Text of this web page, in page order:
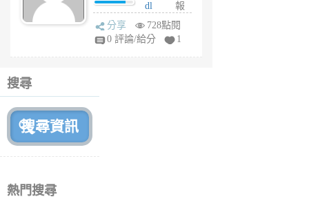
前
dl
sq
fy
報
分享
728點閱
0 評論/給分
1
搜尋
熱門搜尋